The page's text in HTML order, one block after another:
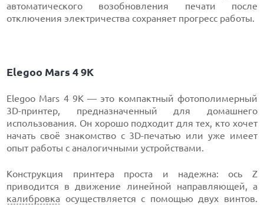
автоматического возобновления печати после
отключения электричества сохраняет прогресс работы.
Elegoo Mars 4 9K
Elegoo Mars 4 9K — это компактный фотополимерный
3D-принтер, предназначенный для домашнего
использования. Он хорошо подходит для тех, кто хочет
начать своё знакомство с 3D-печатью или уже имеет
опыт работы с аналогичными устройствами.
Конструкция принтера проста и надежна: ось Z
приводится в движение линейной направляющей, а
калибровка осуществляется с помощью двух винтов.